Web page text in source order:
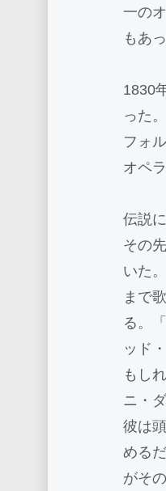
一の
もあ
1830
った
フォ
オペ
伝説
その
いた
まで
る。
ッド
もし
ニ・
彼は
める
がそ